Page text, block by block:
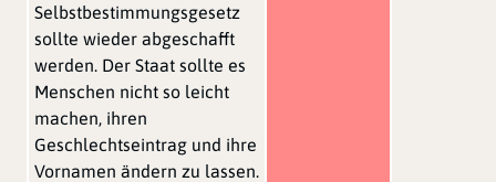
Selbstbestimmungsgesetz
sollte wieder abgeschafft
werden. Der Staat sollte es
Menschen nicht so leicht
machen, ihren
Geschlechtseintrag und ihre
Vornamen ändern zu lassen.